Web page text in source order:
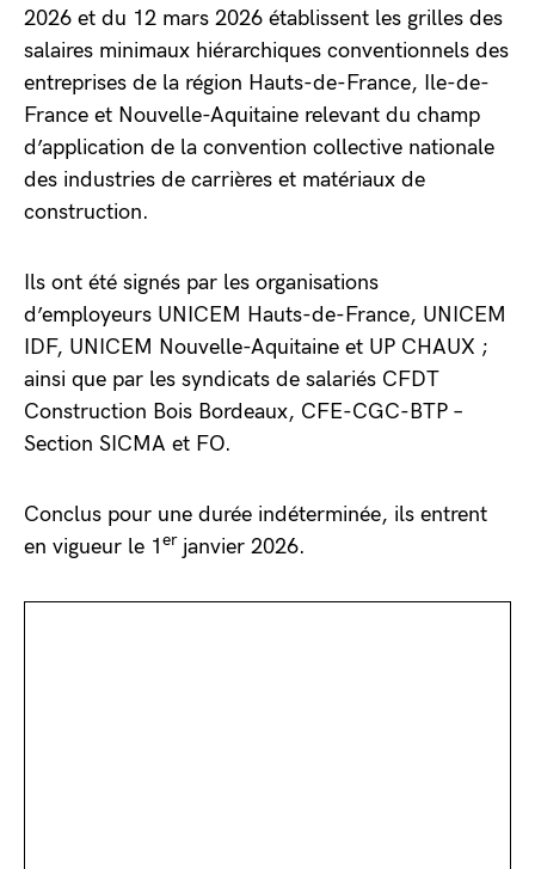
2026 et du 12 mars 2026 établissent les grilles des
salaires minimaux hiérarchiques conventionnels des
entreprises de la région Hauts-de-France, Ile-de-
France et Nouvelle-Aquitaine relevant du champ
d’application de la convention collective nationale
des industries de carrières et matériaux de
construction.
Ils ont été signés par les organisations
d’employeurs UNICEM Hauts-de-France, UNICEM
IDF, UNICEM Nouvelle-Aquitaine et UP CHAUX ;
ainsi que par les syndicats de salariés CFDT
Construction Bois Bordeaux, CFE-CGC-BTP –
Section SICMA et FO.
Conclus pour une durée indéterminée, ils entrent
en vigueur le 1 er janvier 2026.